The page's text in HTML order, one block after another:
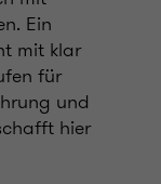
Ein
mit klar
für
und
hier